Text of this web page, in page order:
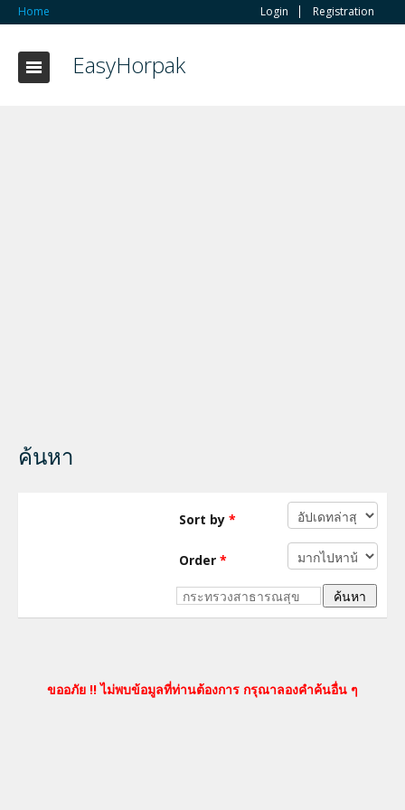
Home Login Registration
EasyHorpak
ค้นหา
Sort by *
Order *
ขออภัย !! ไม่พบข้อมูลที่ท่านต้องการ กรุณาลองคำค้นอื่น ๆ